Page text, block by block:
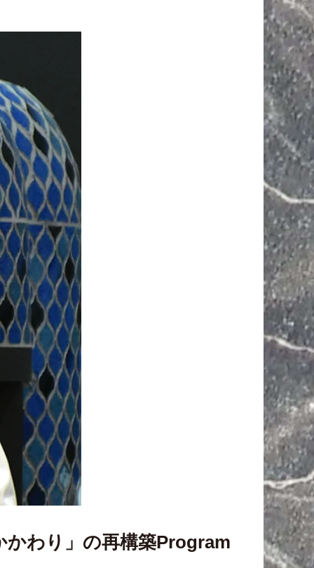
わり」の再構築Program